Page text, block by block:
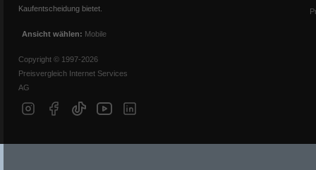
Kaufentscheidung bietet.
Ansicht wählen: Mobile
Copyright © 1997-2026
Preisvergleich Internet Services
AG